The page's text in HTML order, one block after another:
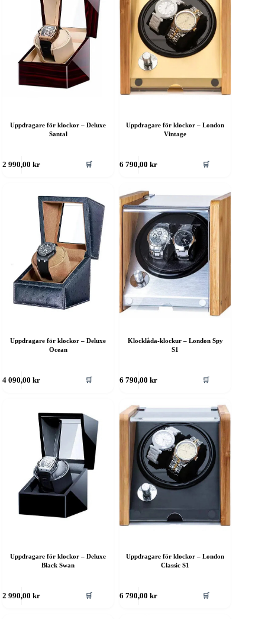
Uppdragare för klockor – Deluxe
Santal
2 990,00kr 🛒
Uppdragare för klockor – London
Vintage
6 790,00kr 🛒
Uppdragare för klockor – Deluxe
Ocean
4 090,00kr 🛒
Klocklåda-klockur – London Spy
S1
6 790,00kr 🛒
Uppdragare för klockor – Deluxe
Black Swan
2 990,00kr 🛒
Uppdragare för klockor – London
Classic S1
6 790,00kr 🛒